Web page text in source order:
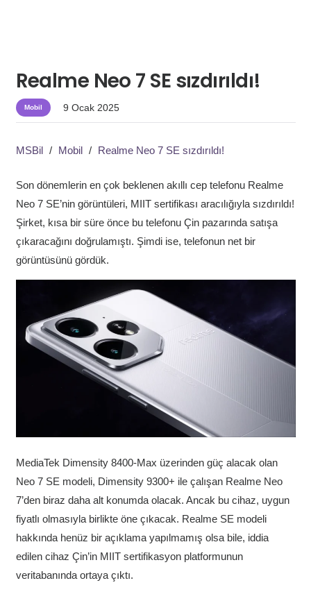
Realme Neo 7 SE sızdırıldı!
Mobil 9 Ocak 2025
MSBil / Mobil / Realme Neo 7 SE sızdırıldı!
Son dönemlerin en çok beklenen akıllı cep telefonu Realme
Neo 7 SE’nin görüntüleri, MIIT sertifikası aracılığıyla sızdırıldı!
Şirket, kısa bir süre önce bu telefonu Çin pazarında satışa
çıkaracağını doğrulamıştı. Şimdi ise, telefonun net bir
görüntüsünü gördük.
MediaTek Dimensity 8400-Max üzerinden güç alacak olan
Neo 7 SE modeli, Dimensity 9300+ ile çalışan Realme Neo
7’den biraz daha alt konumda olacak. Ancak bu cihaz, uygun
fiyatlı olmasıyla birlikte öne çıkacak. Realme SE modeli
hakkında henüz bir açıklama yapılmamış olsa bile, iddia
edilen cihaz Çin’in MIIT sertifikasyon platformunun
veritabanında ortaya çıktı.